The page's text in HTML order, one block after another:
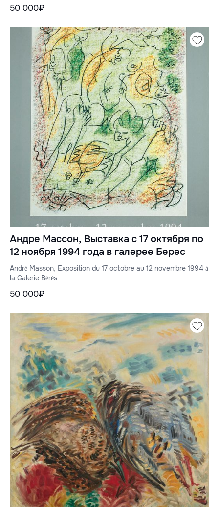
50 000₽
Андре Массон, Выставка с 17 октября по
12 ноября 1994 года в галерее Берес
André Masson, Exposition du 17 octobre au 12 novembre 1994 à
la Galerie Bérès
50 000₽